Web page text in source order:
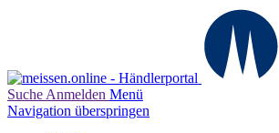
Suche Anmelden Menü
Navigation überspringen